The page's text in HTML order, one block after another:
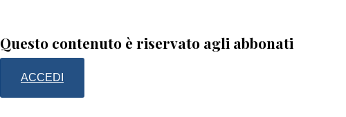
Questo contenuto è riservato agli abbonati
ACCEDI